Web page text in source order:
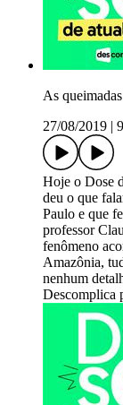
As
27/08/2019
Hoje o Dose
deu o que
Paulo e que
professor
fenômeno
Amazônia,
nenhum
Descomplica